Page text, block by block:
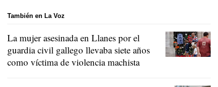
También en La Voz
La mujer asesinada en Llanes por el
guardia civil gallego llevaba siete años
como víctima de violencia machista